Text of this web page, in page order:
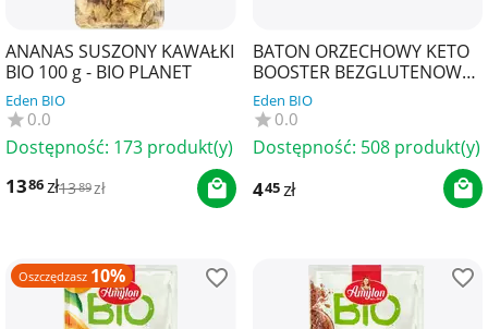
ANANAS SUSZONY KAWAŁKI
BIO 100 g - BIO PLANET
Eden BIO
0.0
Dostępność: 173 produkt(y)
1386zł1389zł
BATON ORZECHOWY KETO
BOOSTER BEZGLUTENOWY
40 g - ZMIANY ZMIANY
Eden BIO
0.0
Dostępność: 508 produkt(y)
445zł
Oszczędzasz 10%